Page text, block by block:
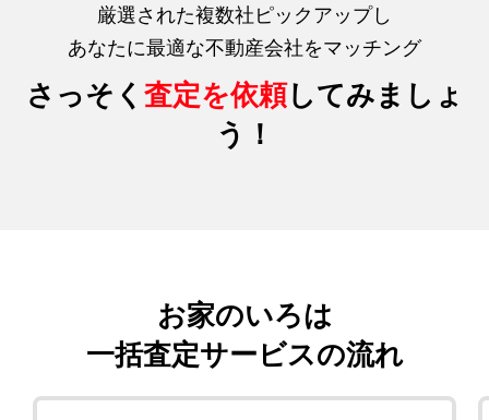
厳選された複数社ピックアップし
あなたに最適な不動産会社をマッチング
さっそく 査定を依頼してみましょ
う！
お家のいろは
一括査定サービスの流れ